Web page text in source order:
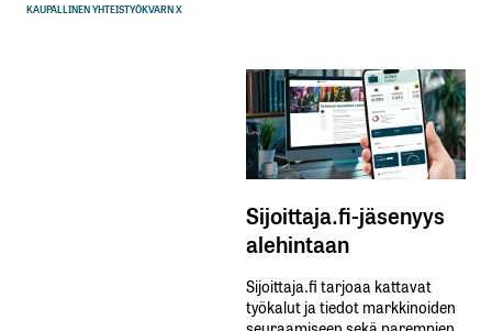
KAUPALLINEN YHTEISTYÖKVARN X
Sijoittaja.fi-jäsenyys
alehintaan
Sijoittaja.fi tarjoaa kattavat
työkalut ja tiedot markkinoiden